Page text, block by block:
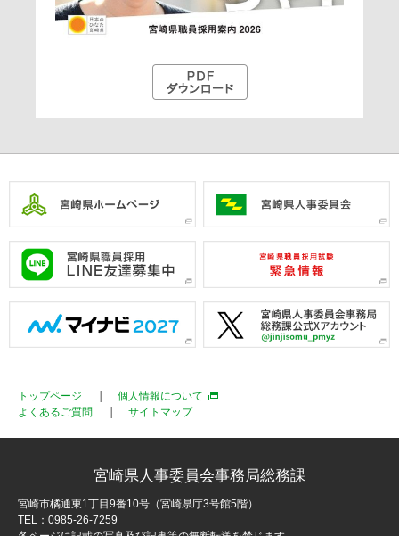
トップページ
個人情報について
よくあるご質問
サイトマップ
宮崎県人事委員会事務局総務課
宮崎市橘通東1丁目9番10号（宮崎県庁3号館5階）
TEL：0985-26-7259